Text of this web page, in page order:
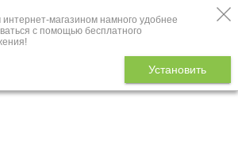
магазином намного удобнее
с помощью бесплатного
Установить